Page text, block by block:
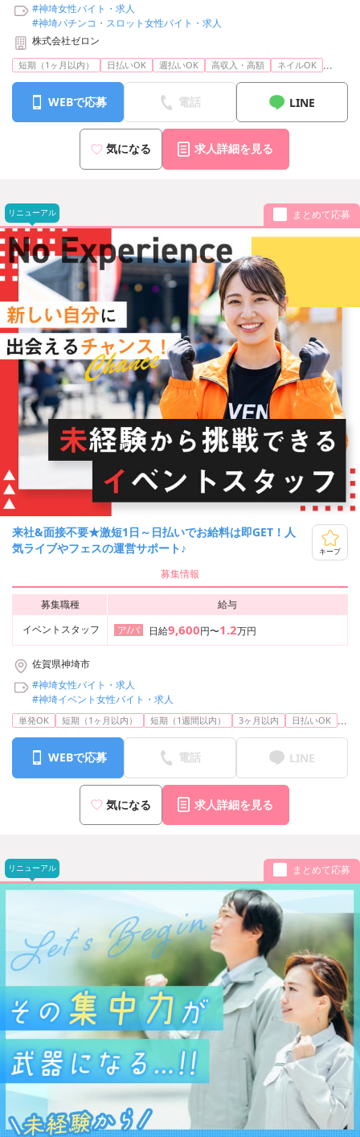
#神埼女性バイト・求人
#神埼パチンコ・スロット女性バイト・求人
株式会社ゼロン
短期（1ヶ月以内） 日払いOK 週払いOK 高収入・高額 ネイルOK ...
WEBで応募 電話 LINE
気になる 求人詳細を見る
リニューアル まとめて応募
来社&面接不要★激短1日～日払いでお給料は即GET！人
気ライブやフェスの運営サポート♪
キープ
募集情報
募集職種
給与
イベントスタッフ
ア/パ 日給9,600円〜1.2万円
佐賀県神埼市
#神埼女性バイト・求人
#神埼イベント女性バイト・求人
単発OK 短期（1ヶ月以内） 短期（1週間以内） 3ヶ月以内 日払いOK ...
WEBで応募 電話 LINE
気になる 求人詳細を見る
リニューアル まとめて応募